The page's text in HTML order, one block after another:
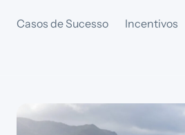
Casos de Sucesso Incentivos